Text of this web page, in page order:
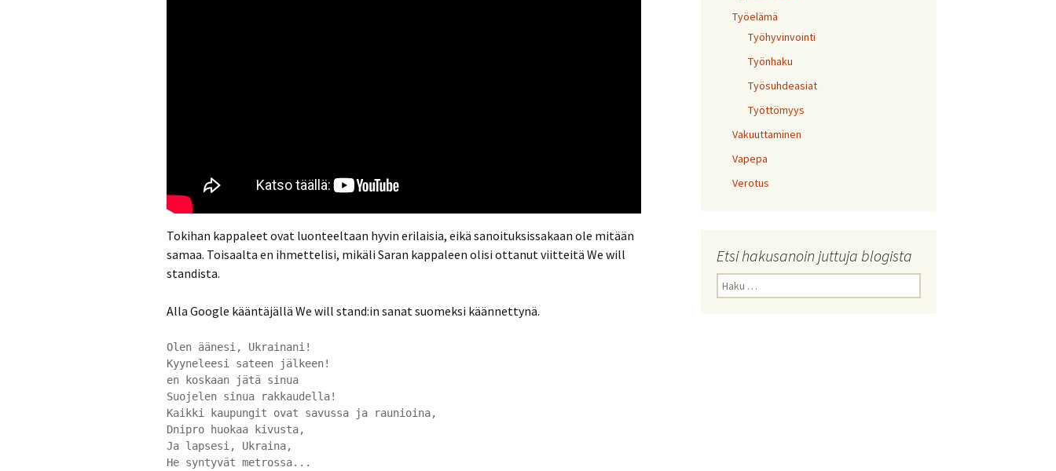
Tokihan kappaleet ovat luonteeltaan hyvin erilaisia, eikä sanoituksissakaan ole mitään
samaa. Toisaalta en ihmettelisi, mikäli Saran kappaleen olisi ottanut viitteitä We will
standista.
Alla Google kääntäjällä We will stand:in sanat suomeksi käännettynä.
Olen äänesi, Ukrainani!
Kyyneleesi sateen jälkeen!
en koskaan jätä sinua
Suojelen sinua rakkaudella!
Kaikki kaupungit ovat savussa ja raunioina,
Dnipro huokaa kivusta,
Ja lapsesi, Ukraina,
He syntyvät metrossa...
Työelämä
Työhyvinvointi
Työnhaku
Työsuhdeasiat
Työttömyys
Vakuuttaminen
Vapepa
Verotus
Etsi hakusanoin juttuja blogista
Haku: